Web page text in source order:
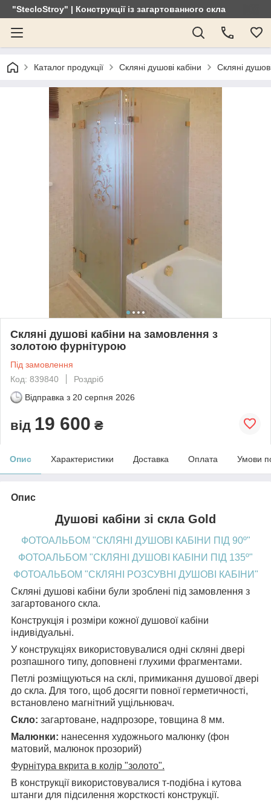
"StecloStroy" | Конструкції із загартованного скла
Каталог продукції Скляні душові кабіни Скляні
Скляні душові кабіни на замовлення з
золотою фурнітурою
Під замовлення
Код: 839840
Роздріб
Відправка з 20 серпня 2026
від 19 600 ₴
Опис Характеристики Доставка Оплата Умови
Опис
Душові кабіни зі скла Gold
ФОТОАЛЬБОМ "СКЛЯНІ ДУШОВІ КАБІНИ ПІД 90º"
ФОТОАЛЬБОМ "СКЛЯНІ ДУШОВІ КАБІНИ ПІД 135º"
ФОТОАЛЬБОМ "СКЛЯНІ РОЗСУВНІ ДУШОВІ КАБІНИ"
Скляні душові кабіни були зроблені під замовлення з
загартованого скла.
Конструкція і розміри кожної душової кабіни
індивідуальні.
У конструкціях використовувалися одні скляні двері
розпашного типу, доповнені глухими фрагментами.
Петлі розміщуються на склі, примикання душової двері
до скла. Для того, щоб досягти повної герметичності,
встановлено магнітний ущільнювач.
Скло: загартоване, надпрозоре, товщина 8 мм.
Малюнки: нанесення художнього малюнку (фон
матовий, малюнок прозорий)
Фурнітура вкрита в колір "золото".
В конструкції використовувалися т-подібна і кутова
штанги для підсилення жорсткості конструкції.